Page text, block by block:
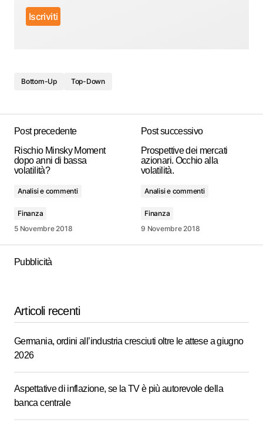
Bottom-Up Top-Down
Post precedente
Rischio Minsky Moment
dopo anni di bassa
volatilità?
Analisi e commenti
Finanza
5 Novembre 2018
Post successivo
Prospettive dei mercati
azionari. Occhio alla
volatilità.
Analisi e commenti
Finanza
9 Novembre 2018
Pubblicità
Articoli recenti
Germania, ordini all’industria cresciuti oltre le attese a giugno
2026
Aspettative di inflazione, se la TV è più autorevole della
banca centrale